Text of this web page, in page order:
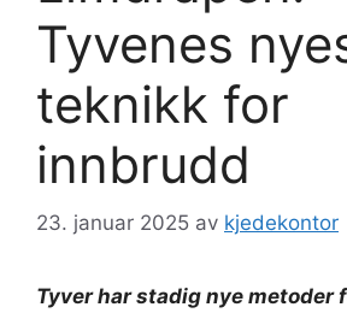
Tyvenes
teknikk for
innbrudd
23. januar 2025 av kjedekontor
Tyver har stadig nye metoder